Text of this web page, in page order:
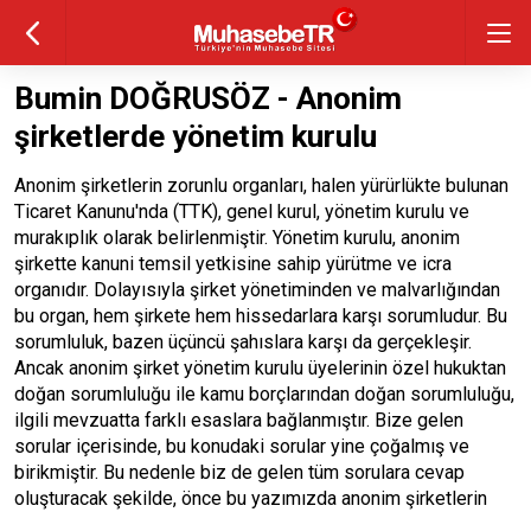
Bumin DOĞRUSÖZ - Anonim
şirketlerde yönetim kurulu
Anonim şirketlerin zorunlu organları, halen yürürlükte bulunan
Ticaret Kanunu'nda (TTK), genel kurul, yönetim kurulu ve
murakıplık olarak belirlenmiştir. Yönetim kurulu, anonim
şirkette kanuni temsil yetkisine sahip yürütme ve icra
organıdır. Dolayısıyla şirket yönetiminden ve malvarlığından
bu organ, hem şirkete hem hissedarlara karşı sorumludur. Bu
sorumluluk, bazen üçüncü şahıslara karşı da gerçekleşir.
Ancak anonim şirket yönetim kurulu üyelerinin özel hukuktan
doğan sorumluluğu ile kamu borçlarından doğan sorumluluğu,
ilgili mevzuatta farklı esaslara bağlanmıştır. Bize gelen
sorular içerisinde, bu konudaki sorular yine çoğalmış ve
birikmiştir. Bu nedenle biz de gelen tüm sorulara cevap
oluşturacak şekilde, önce bu yazımızda anonim şirketlerin